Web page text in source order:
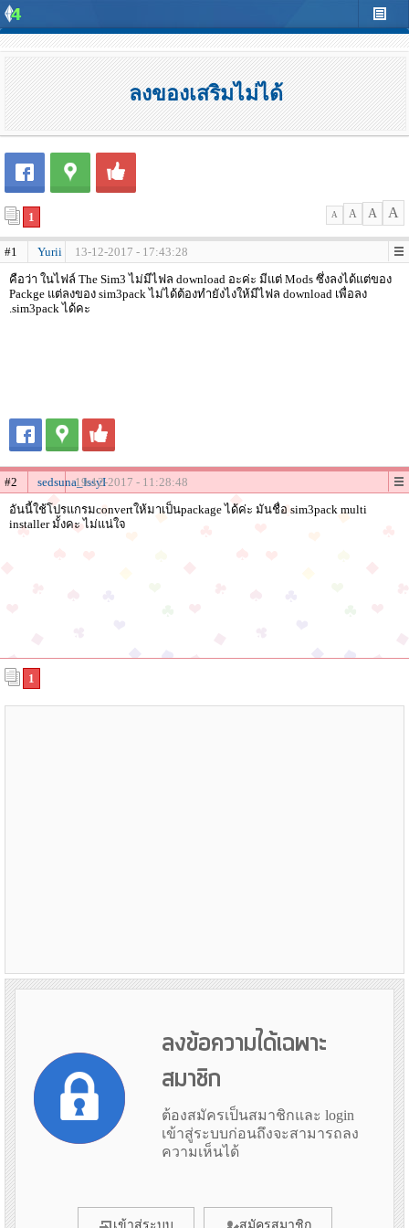
ลงของเสริมไม่ได้
1 A A A A
#1 Yurii
13-12-2017 - 17:43:28
คือว่า ในไฟล์ The Sim3 ไม่มีไฟล download อะค่ะ มีแต่ Mods ซึ่งลงได้แต่ของ
Packge แต่ลงของ sim3pack ไม่ได้ต้องทำยังไงให้มีไฟล download เพื่อลง
.sim3pack ได้คะ
#2 sedsuna_IssyI19-12-2017 - 11:28:48
อันนี้ใช้โปรแกรมconvertให้มาเป็นpackage ได้ค่ะ มันชื่อ sim3pack multi
installer มั้งคะ ไม่แน่ใจ
1
ลงข้อความได้เฉพาะ
สมาชิก
ต้องสมัครเป็นสมาชิกและ login
เข้าสู่ระบบก่อนถึงจะสามารถลง
ความเห็นได้
เข้าสู่ระบบ สมัครสมาชิก